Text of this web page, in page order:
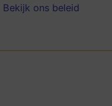
Bekijk ons beleid